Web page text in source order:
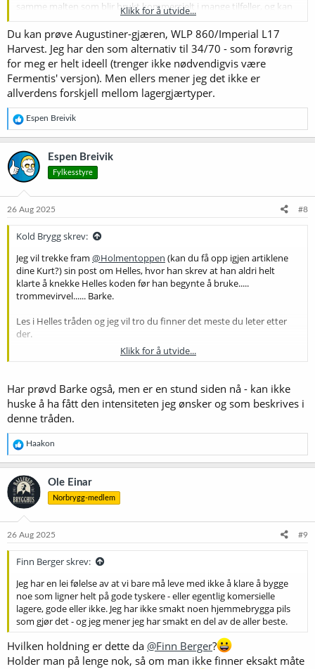
samme malten som blir brukt kommersielt i mange tilfeller, og kan
ikke skjønne at det skal være så store kvalitetsforskjeller til at det er
grunnen.
Min personlige foreløpige konklusjon er derfor at det er prosess
som er mest utslagsgivende, deretter gjær. Prosess greier man ikke
å kopiere veldig enkelt uansett, selv om man kan prøve slik
Einargjør - han har vha. platefiltrering og pasteurisering greid å bli
kvitt det korn-aktige preget som man typisk får, men målet hans
har vært å få industripils uten mye smak i det hele tatt. Det hadde
vært interessant å se hvordan en maltdrevet øl hadde kommet ut i
den prosessen...
Selv har jeg tenkt å fokusere på gjæren. Har brukt mye W34/70
tørrgjær og den er OK, men er ikke helt fornøyd. Har lenge tenkt at
jeg burde ha skiftet til en annen gjær og evt høste noen
generasjoner - men har for lite konsekvent produksjon til at jeg kan
forskjellige gjærtyper etterhvert. Tar gjerne mot tips på hvilke
Klikk for å utvide...
Du kan prøve Augustiner-gjæren, WLP 860/Imperial L17
Harvest. Jeg har den som alternativ til 34/70 - som forøvrig
for meg er helt ideell (trenger ikke nødvendigvis være
Fermentis' versjon). Men ellers mener jeg det ikke er
allverdens forskjell mellom lagergjærtyper.
R
e
a
k
s
j
o
e
Espen Breivik
Espen Breivik
Fylkesstyre
26 Aug 2025 #8
Kold Brygg skrev:
Jeg vil trekke fram @Holmentoppen (kan du få opp igjen artiklene
dine Kurt?) sin post om Helles, hvor han skrev at han aldri helt
klarte å knekke Helles koden før han begynte å bruke.....
trommevirvel...... Barke.
Les i Helles tråden og jeg vil tro du finner det meste du leter etter
der.
Innlegg i tråden 'Brygging av Münchener Helles .... Ønsk meg lykke
helles-onsk-meg-lykke-til.20396/post-556572
Klikk for å utvide...
Har prøvd Barke også, men er en stund siden nå - kan ikke
huske å ha fått den intensiteten jeg ønsker og som beskrives i
denne tråden.
R
e
a
k
s
j
o
e
Haakon
Ole Einar
Norbrygg-medlem
26 Aug 2025 #9
Finn Berger skrev:
Jeg har en lei følelse av at vi bare må leve med ikke å klare å bygge
noe som ligner helt på gode tyskere - eller egentlig komersielle
lagere, gode eller ikke. Jeg har ikke smakt noen hjemmebrygga pils
som gjør det - og jeg mener jeg har smakt en del av de aller beste.
Hvilken holdning er dette da @Finn Berger?
Holder man på lenge nok, så om man ikke finner eksakt måte